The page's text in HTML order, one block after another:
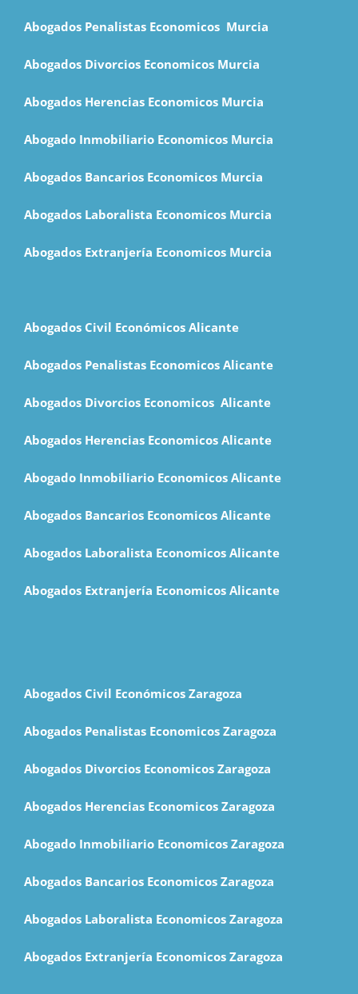
Abogados Penalistas Economicos Murcia
Abogados Divorcios Economicos Murcia
Abogados Herencias Economicos Murcia
Abogado Inmobiliario Economicos Murcia
Abogados Bancarios Economicos Murcia
Abogados Laboralista Economicos Murcia
Abogados Extranjería Economicos Murcia
Abogados Civil Económicos Alicante
Abogados Penalistas Economicos Alicante
Abogados Divorcios Economicos Alicante
Abogados Herencias Economicos Alicante
Abogado Inmobiliario Economicos Alicante
Abogados Bancarios Economicos Alicante
Abogados Laboralista Economicos Alicante
Abogados Extranjería Economicos Alicante
Abogados Civil Económicos Zaragoza
Abogados Penalistas Economicos Zaragoza
Abogados Divorcios Economicos Zaragoza
Abogados Herencias Economicos Zaragoza
Abogado Inmobiliario Economicos Zaragoza
Abogados Bancarios Economicos Zaragoza
Abogados Laboralista Economicos Zaragoza
Abogados Extranjería Economicos Zaragoza